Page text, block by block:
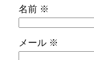
名前 ※
メール ※